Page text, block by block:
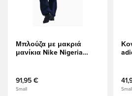
Μπλούζα με μακριά
μανίκια Nike Nigeria
91,95 €
Small